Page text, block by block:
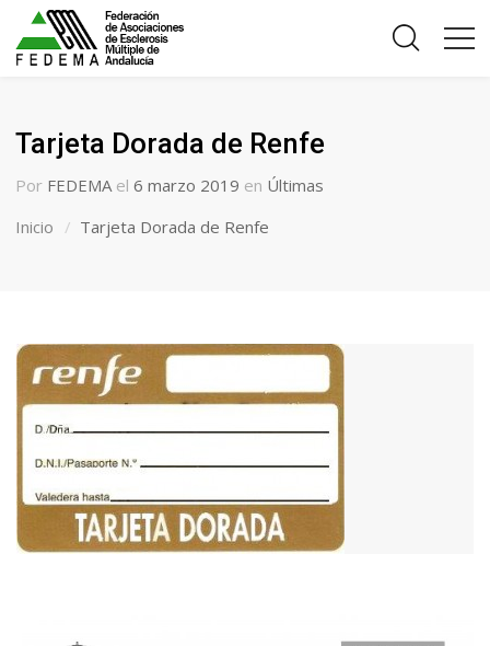
Tarjeta Dorada de Renfe
Por FEDEMA el 6 marzo 2019 en Últimas
Inicio
Tarjeta Dorada de Renfe